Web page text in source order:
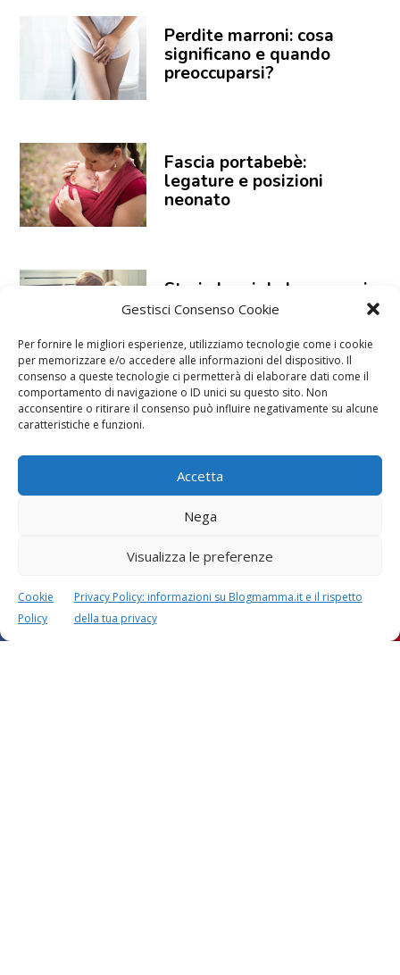
Gestisci Consenso Cookie
Per fornire le migliori esperienze, utilizziamo tecnologie come i cookie
per memorizzare e/o accedere alle informazioni del dispositivo. Il
consenso a queste tecnologie ci permetterà di elaborare dati come il
comportamento di navigazione o ID unici su questo sito. Non
acconsentire o ritirare il consenso può influire negativamente su alcune
caratteristiche e funzioni.
Accetta
Nega
Visualizza le preferenze
Cookie
Policy
Privacy Policy: informazioni su Blogmamma.it e il rispetto
della tua privacy
Perdite marroni: cosa
significano e quando
preoccuparsi?
Fascia portabebè:
legature e posizioni
neonato
Storie brevi da leggere ai
bambini piccoli dai 2 anni